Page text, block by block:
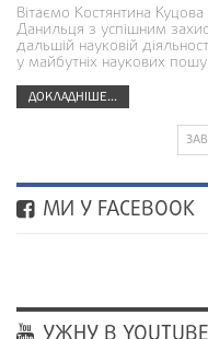
Вітаємо Костянтина
Данильця з успішним
дальшій науковій
у майбутніх наукових
ДОКЛАДНІШЕ...
МИ У FACEBOOK